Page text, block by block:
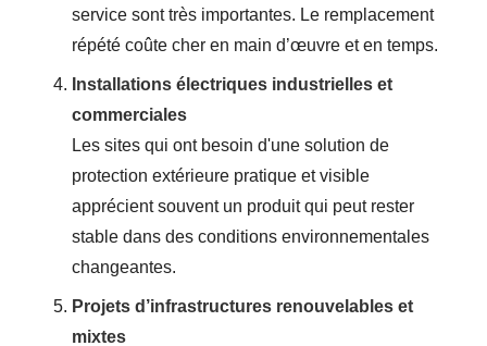
service sont très importantes. Le remplacement
répété coûte cher en main d’œuvre et en temps.
Installations électriques industrielles et
commerciales
Les sites qui ont besoin d'une solution de
protection extérieure pratique et visible
apprécient souvent un produit qui peut rester
stable dans des conditions environnementales
changeantes.
Projets d’infrastructures renouvelables et
mixtes